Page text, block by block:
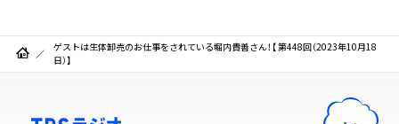
ゲストは生体卸売のお仕事をされている堀内貴善さん！【 第448回（2023年10月18
日）】